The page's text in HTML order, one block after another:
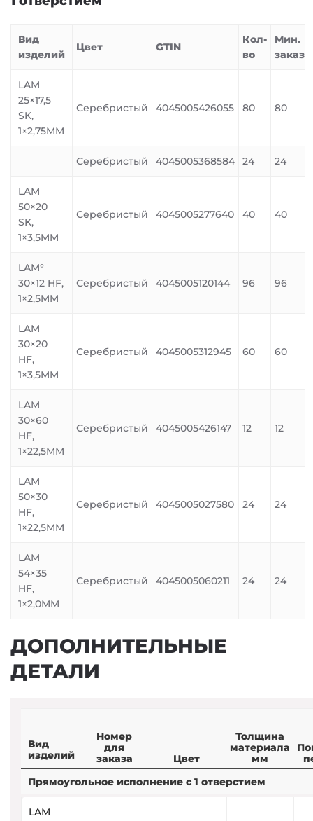
Вид
изделий
Цвет GTIN
Кол-
во
Мин.
заказ
LAM
25×17,5
SK,
1×2,75MM
Серебристый 4045005426055 80 80
Серебристый 4045005368584 24 24
LAM
50×20
SK,
1×3,5MM
Серебристый 4045005277640 40 40
LAM°
30×12 HF,
1×2,5MM
Серебристый 4045005120144 96 96
LAM
30×20
HF,
1×3,5MM
Серебристый 4045005312945 60 60
LAM
30×60
HF,
1×22,5MM
Серебристый 4045005426147 12 12
LAM
50×30
HF,
1×22,5MM
Серебристый 4045005027580 24 24
LAM
54×35
HF,
1×2,0MM
Серебристый 4045005060211 24 24
ДОПОЛНИТЕЛЬНЫЕ
ДЕТАЛИ
Вид
изделий
Номер
для
заказа
Цвет
Толщина
материала
мм
Прямоугольное исполнение с 1 отверстием
LAM